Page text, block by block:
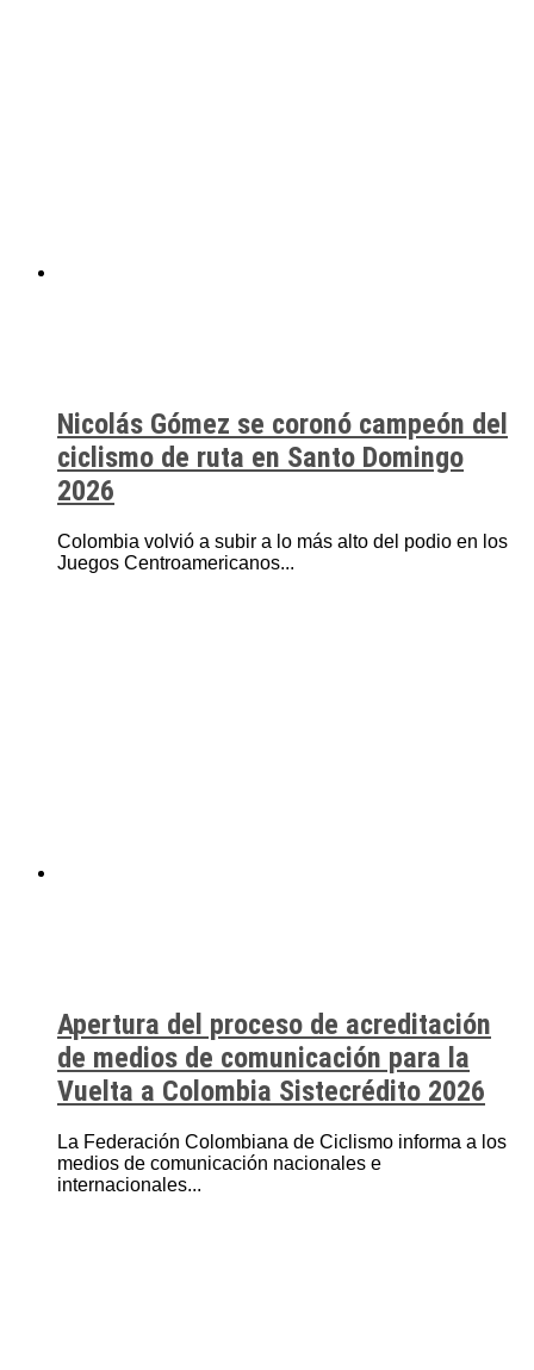
Nicolás Gómez se coronó campeón del
ciclismo de ruta en Santo Domingo
2026
Colombia volvió a subir a lo más alto del podio en los
Juegos Centroamericanos...
Apertura del proceso de acreditación
de medios de comunicación para la
Vuelta a Colombia Sistecrédito 2026
La Federación Colombiana de Ciclismo informa a los
medios de comunicación nacionales e
internacionales...